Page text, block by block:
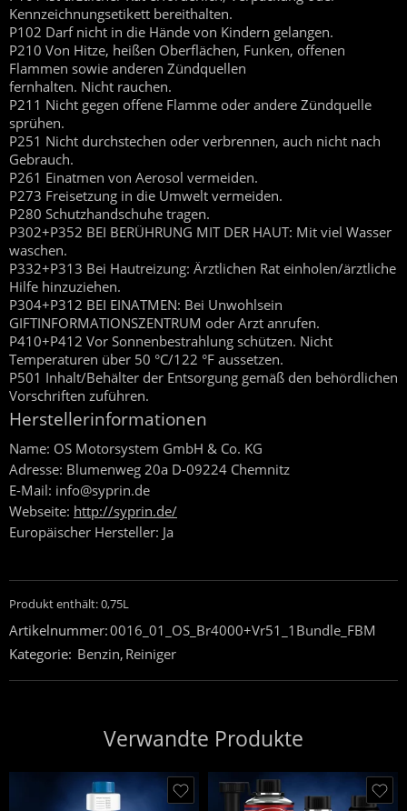
Kennzeichnungsetikett bereithalten.
P102 Darf nicht in die Hände von Kindern gelangen.
P210 Von Hitze, heißen Oberflächen, Funken, offenen
Flammen sowie anderen Zündquellen
fernhalten. Nicht rauchen.
P211 Nicht gegen offene Flamme oder andere Zündquelle
sprühen.
P251 Nicht durchstechen oder verbrennen, auch nicht nach
Gebrauch.
P261 Einatmen von Aerosol vermeiden.
P273 Freisetzung in die Umwelt vermeiden.
P280 Schutzhandschuhe tragen.
P302+P352 BEI BERÜHRUNG MIT DER HAUT: Mit viel Wasser
waschen.
P332+P313 Bei Hautreizung: Ärztlichen Rat einholen/ärztliche
Hilfe hinzuziehen.
P304+P312 BEI EINATMEN: Bei Unwohlsein
GIFTINFORMATIONSZENTRUM oder Arzt anrufen.
P410+P412 Vor Sonnenbestrahlung schützen. Nicht
Temperaturen über 50 °C/122 °F aussetzen.
P501 Inhalt/Behälter der Entsorgung gemäß den behördlichen
Vorschriften zuführen.
Herstellerinformationen
Name: OS Motorsystem GmbH & Co. KG
Adresse: Blumenweg 20a D-09224 Chemnitz
E-Mail: info@syprin.de
Webseite: http://syprin.de/
Europäischer Hersteller: Ja
Produkt enthält: 0,75L
Artikelnummer:0016_01_OS_Br4000+Vr51_1Bundle_FBM
Kategorie: Benzin, Reiniger
Verwandte Produkte